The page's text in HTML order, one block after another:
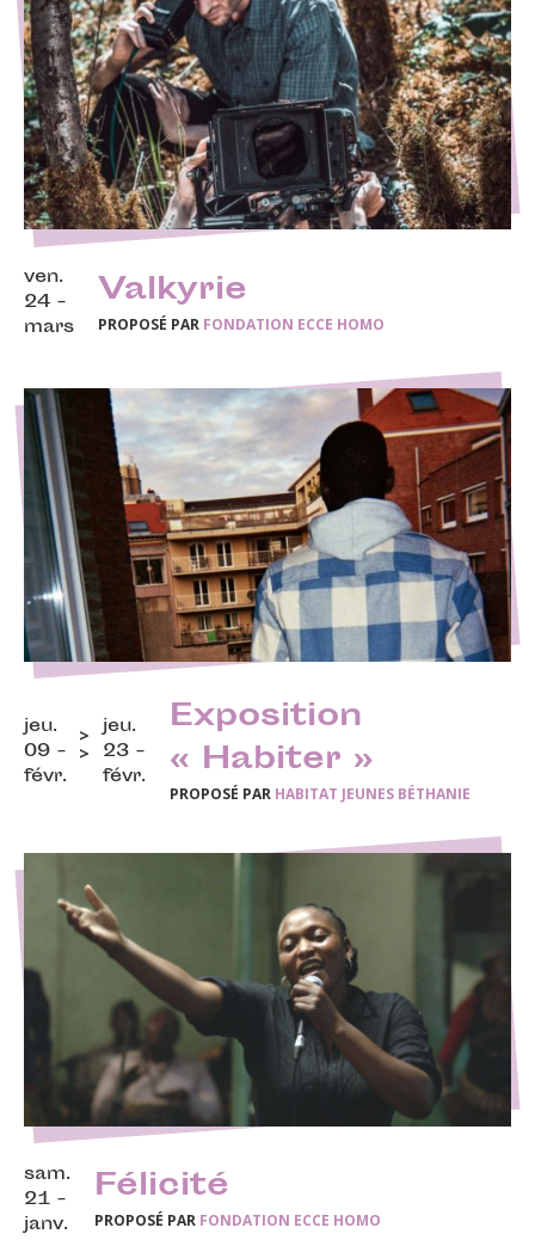
ven.
24 -
mars
Valkyrie
PROPOSÉ PAR FONDATION ECCE HOMO
jeu.
09 -
févr.
jeu.
23 -
févr.
Exposition
« Habiter »
PROPOSÉ PAR HABITAT JEUNES BÉTHANIE
sam.
21 -
janv.
Félicité
PROPOSÉ PAR FONDATION ECCE HOMO